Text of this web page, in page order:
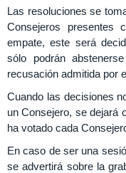
Las resoluciones se
Consejeros
empate, este será
sólo podrán
recusación admitida por
Cuando las decisiones
un Consejero, se dejará
ha votado cada
En caso de ser una
se advertirá sobre la